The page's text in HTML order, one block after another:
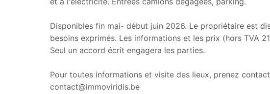
Disponibles fin mai- début juin 2026. Le propriétaire est
besoins exprimés. Les informations et les prix (hors TVA
Seul un accord écrit engagera les parties.
Pour toutes informations et visite des lieux, prenez contact
contact@immoviridis.be